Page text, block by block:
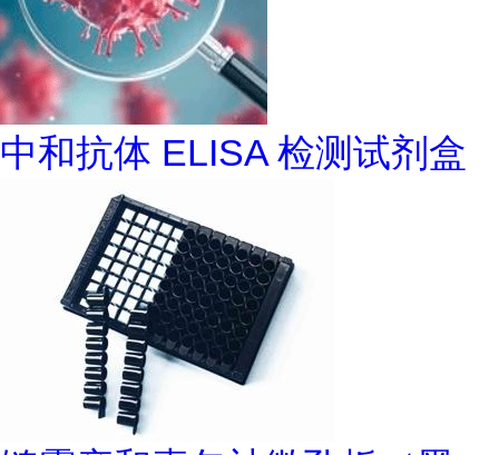
中和抗体 ELISA 检测试剂盒